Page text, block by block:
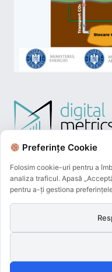
Plățile
sunt
și
Preferințe Cookie
Folosim cookie-uri pentru a
analiza traficul. Apasă
pentru a-ți gestiona